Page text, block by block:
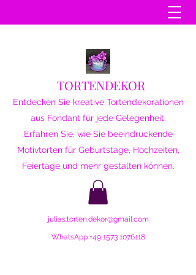
TORTENDEKOR
Entdecken Sie kreative Tortendekorationen
aus Fondant für jede Gelegenheit.
Erfahren Sie, wie Sie beeindruckende
Motivtorten für Geburtstage, Hochzeiten,
Feiertage und mehr gestalten können.
julias.torten.dekor@gmail.com
WhatsApp +49 1573 1076118